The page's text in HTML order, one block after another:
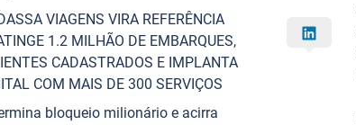
VIAGENS VIRA REFERÊNCIA
1.2 MILHÃO DE EMBARQUES,
CADASTRADOS E IMPLANTA
COM MAIS DE 300 SERVIÇOS
bloqueio milionário e acirra